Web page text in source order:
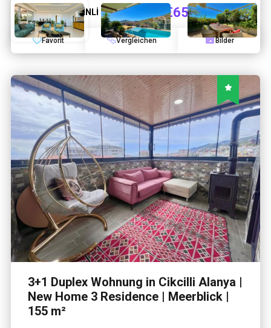
Bekir ALTİNLİ €650.000,00
Favorit Vergleichen Bilder
3+1 Duplex Wohnung in Cikcilli Alanya |
New Home 3 Residence | Meerblick |
155 m²